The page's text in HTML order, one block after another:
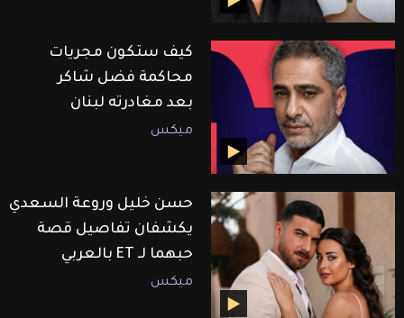
كيف ستكون مجريات
محاكمة فضل شاكر
بعد مغادرته لبنان
ميكس
حسن خليل وروعة السعدي
يكشفان تفاصيل قصة
حبهما لـ ET بالعربي
ميكس